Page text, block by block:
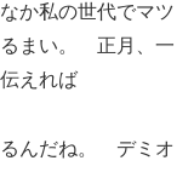
か私の世代でマツ
るまい。 正月、一
えれば
るんだね。 デミオ